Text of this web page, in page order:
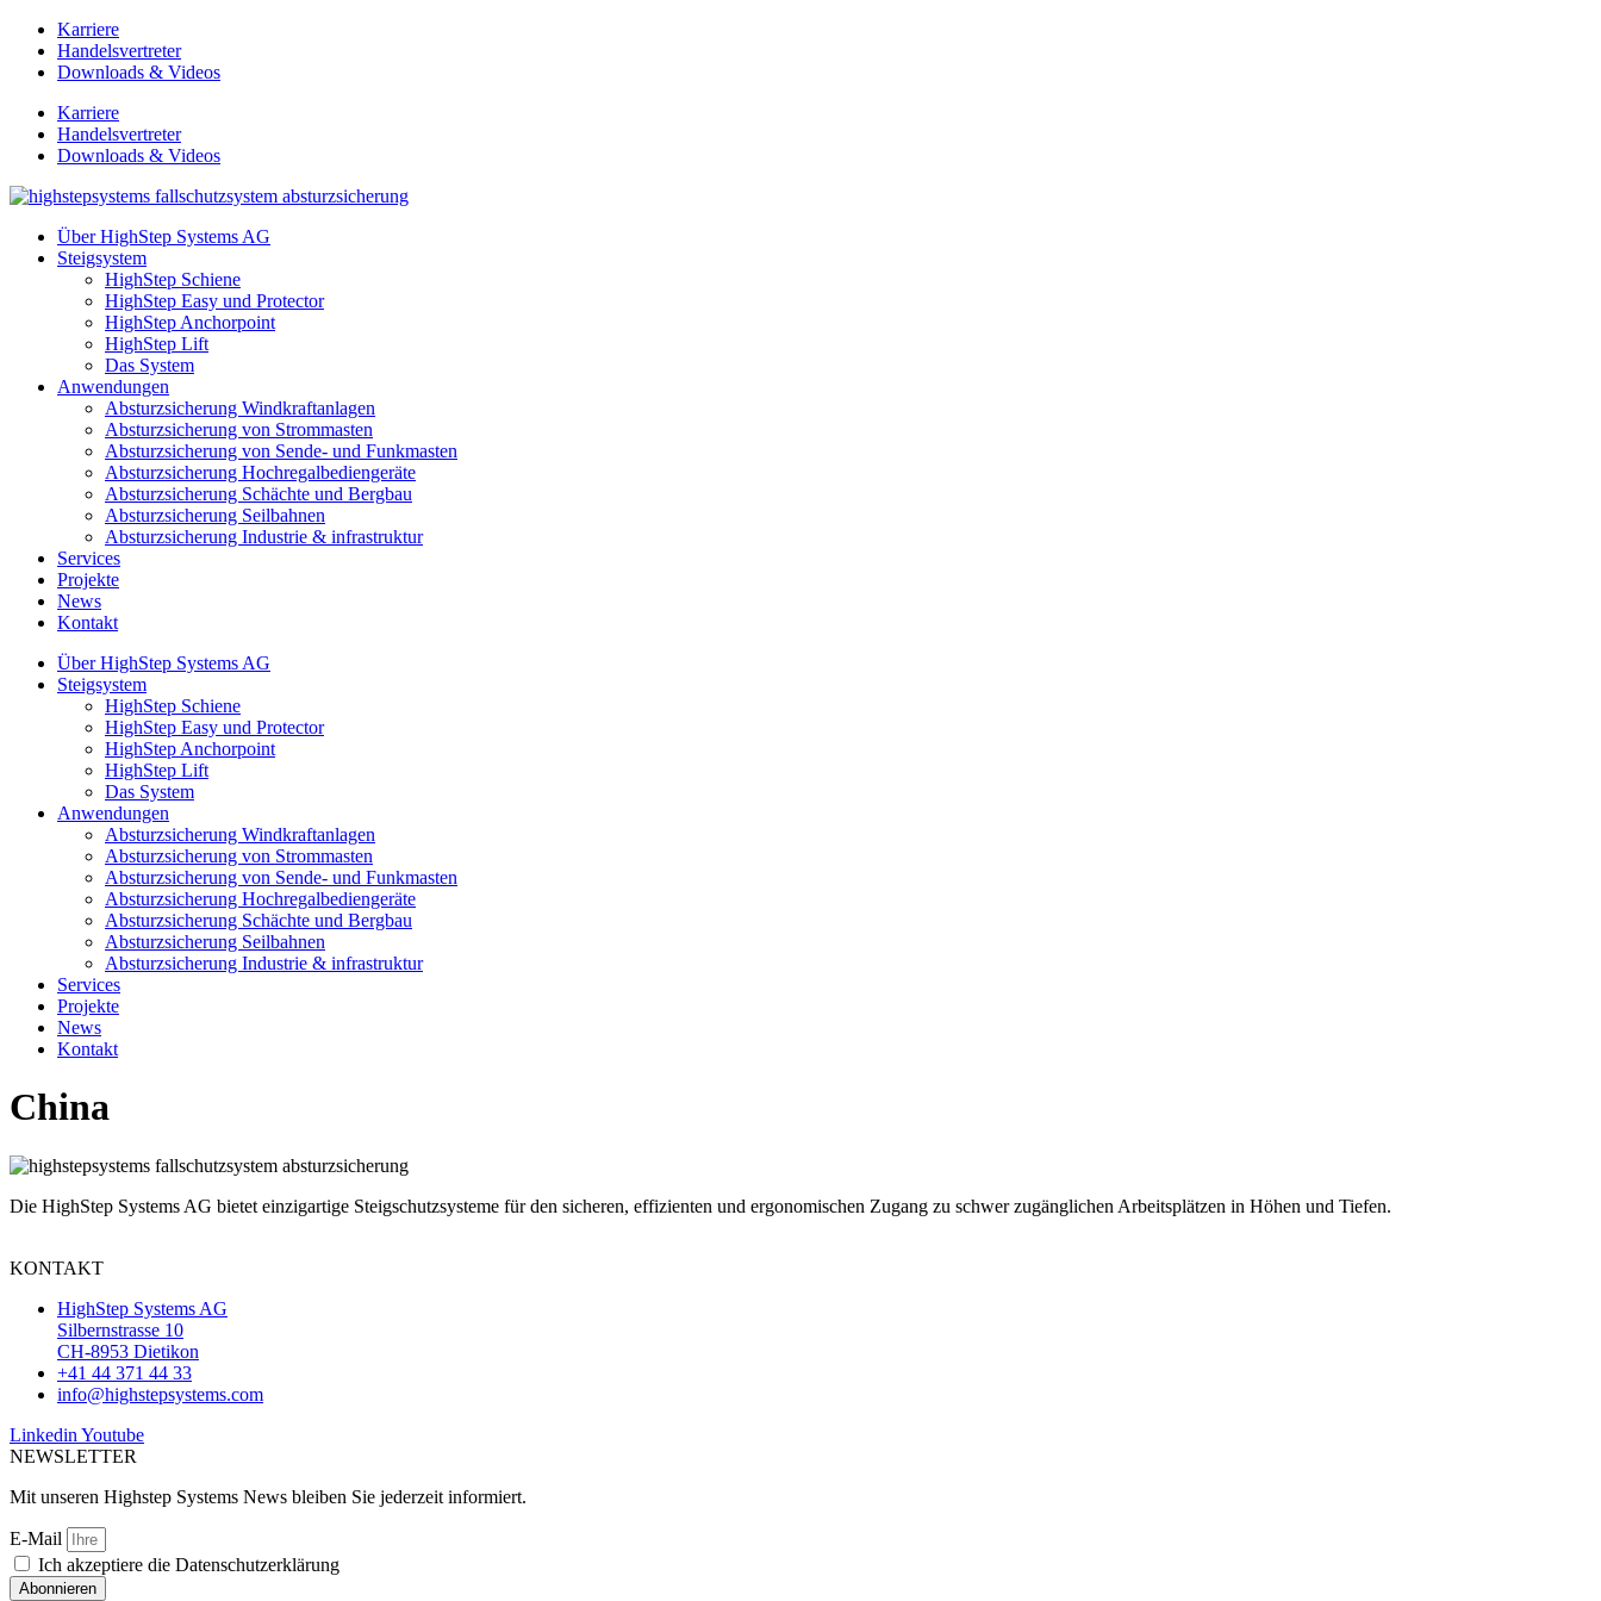
Zum
Inhalt
springen
Karriere
Handelsvertreter
Downloads & Videos
Karriere
Handelsvertreter
Downloads & Videos
Über HighStep Systems AG
Steigsystem
HighStep Schiene
HighStep Easy und Protector
HighStep Anchorpoint
HighStep Lift
Das System
Anwendungen
Absturzsicherung Windkraftanlagen
Absturzsicherung von Strommasten
Absturzsicherung von Sende- und Funkmasten
Absturzsicherung Hochregalbediengeräte
Absturzsicherung Schächte und Bergbau
Absturzsicherung Seilbahnen
Absturzsicherung Industrie & infrastruktur
Services
Projekte
News
Kontakt
Über HighStep Systems AG
Steigsystem
HighStep Schiene
HighStep Easy und Protector
HighStep Anchorpoint
HighStep Lift
Das System
Anwendungen
Absturzsicherung Windkraftanlagen
Absturzsicherung von Strommasten
Absturzsicherung von Sende- und Funkmasten
Absturzsicherung Hochregalbediengeräte
Absturzsicherung Schächte und Bergbau
Absturzsicherung Seilbahnen
Absturzsicherung Industrie & infrastruktur
Services
Projekte
News
Kontakt
China
Die HighStep Systems AG bietet einzigartige Steigschutzsysteme für den sicheren, effizienten und ergonomischen Zugang zu schwer zugänglichen Arbeitsplätzen in Höhen und Tiefen.
KONTAKT
HighStep Systems AG
Silbernstrasse 10
CH-8953 Dietikon
+41 44 371 44 33
info@highstepsystems.com
Linkedin Youtube
NEWSLETTER
Mit unseren Highstep Systems News bleiben Sie jederzeit informiert.
E-Mail
Ich akzeptiere die Datenschutzerklärung
Abonnieren